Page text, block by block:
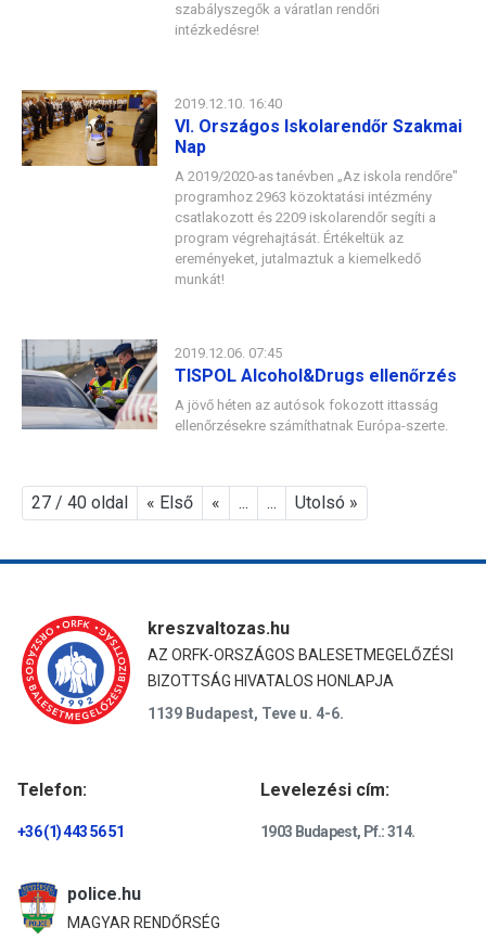
szabályszegők a váratlan rendőri
intézkedésre!
2019.12.10. 16:40
VI. Országos Iskolarendőr Szakmai
Nap
A 2019/2020-as tanévben „Az iskola rendőre"
programhoz 2963 közoktatási intézmény
csatlakozott és 2209 iskolarendőr segíti a
program végrehajtását. Értékeltük az
ereményeket, jutalmaztuk a kiemelkedő
munkát!
2019.12.06. 07:45
TISPOL Alcohol&Drugs ellenőrzés
A jövő héten az autósok fokozott ittasság
ellenőrzésekre számíthatnak Európa-szerte.
27 / 40 oldal « Első « ... ... Utolsó »
kreszvaltozas.hu
AZ ORFK-ORSZÁGOS BALESETMEGELŐZÉSI
BIZOTTSÁG HIVATALOS HONLAPJA
1139 Budapest, Teve u. 4-6.
Telefon:
+36 (1) 443 56 51
Levelezési cím:
1903 Budapest, Pf.: 314.
police.hu
MAGYAR RENDŐRSÉG